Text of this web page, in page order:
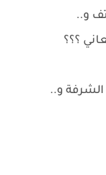
و..
؟؟؟
الشرفة و..